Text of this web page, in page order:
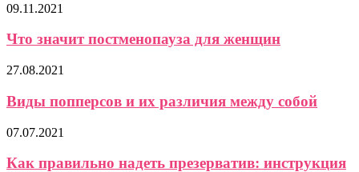
09.11.2021
Что значит постменопауза для женщин
27.08.2021
Виды попперсов и их различия между собой
07.07.2021
Как правильно надеть презерватив: инструкция